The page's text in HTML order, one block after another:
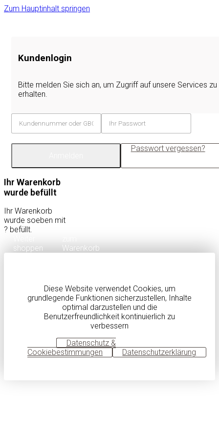
Zum Hauptinhalt springen
Kundenlogin
Bitte melden Sie sich an, um Zugriff auf unsere Services zu
erhalten.
Passwort vergessen?
Ihr Warenkorb
wurde befüllt
Ihr Warenkorb
wurde soeben mit
? befüllt.
shoppen
Warenkorb
Diese Website verwendet Cookies, um
grundlegende Funktionen sicherzustellen, Inhalte
optimal darzustellen und die
Benutzerfreundlichkeit kontinuierlich zu
verbessern
Datenschutz &
Cookiebestimmungen
Datenschutzerklärung